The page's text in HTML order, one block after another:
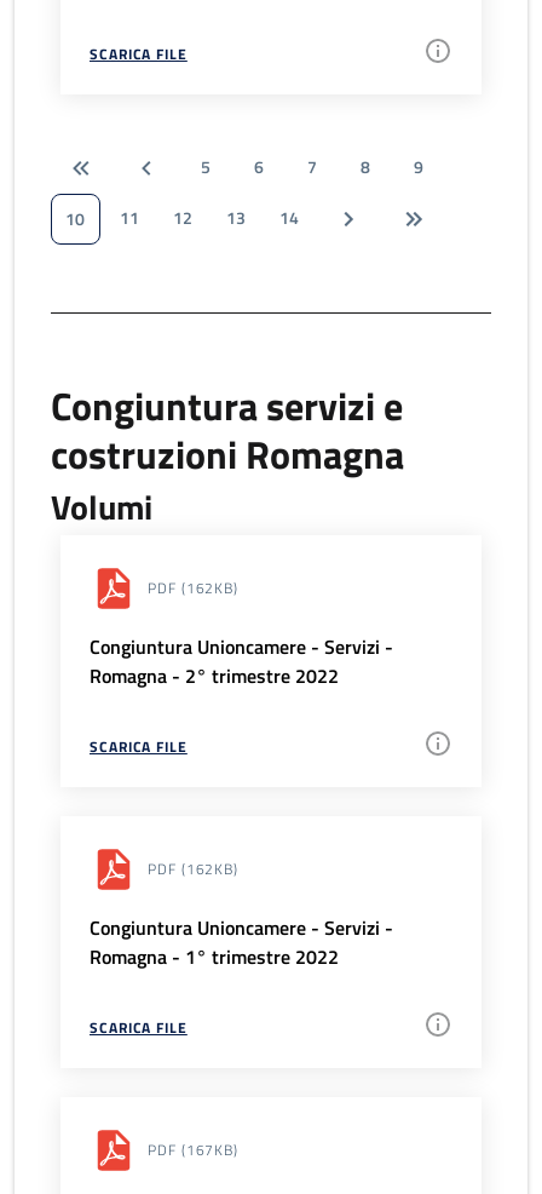
SCARICA FILE
5 6 7 8
9
10
11 12 13 14
Congiuntura servizi e
costruzioni Romagna
Volumi
PDF (162KB)
Congiuntura Unioncamere - Servizi -
Romagna - 2° trimestre 2022
SCARICA FILE
PDF (162KB)
Congiuntura Unioncamere - Servizi -
Romagna - 1° trimestre 2022
SCARICA FILE
PDF (167KB)